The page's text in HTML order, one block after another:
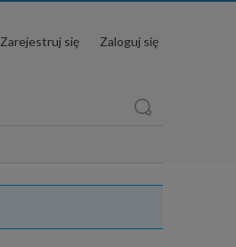
Zarejestruj się Zaloguj się